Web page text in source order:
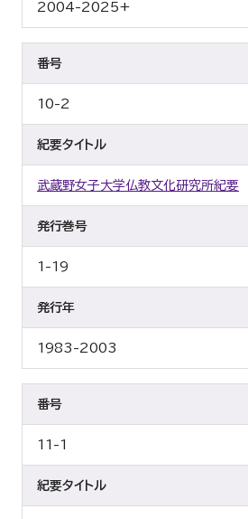
2004-2025+
番号
10-2
紀要タイトル
武蔵野女子大学仏教文化研究所紀要
発行巻号
1-19
発行年
1983-2003
番号
11-1
紀要タイトル